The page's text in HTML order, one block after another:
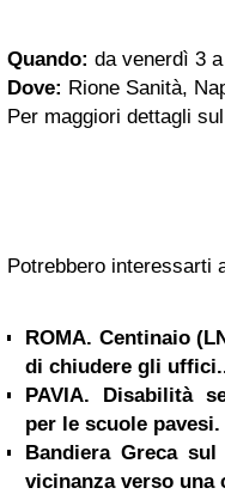
Quando: da venerdì 3
Dove: Rione Sanità,
Per maggiori dettagli
Potrebbero interessarti
ROMA. Centinaio
di chiudere gli
PAVIA. Disabilità
per le scuole pavesi.
Bandiera Greca
vicinanza verso una